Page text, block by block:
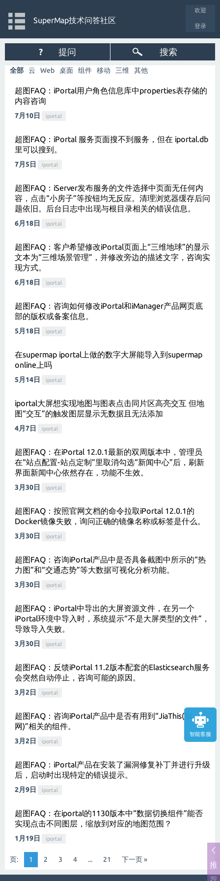
智能客服
欢迎
登录
SuperMap技术问答社区
? 提问 搜索
全部 云 Web 桌面 组件 移动 三维 其他
超图FAQ：iPortal用户角色信息库中properties表存储的
内容咨询
7月10日 iportal
超图FAQ：iPortal 服务页面搜不到服务，但在 iportal.db
里可以搜到。
7月5日 iportal
超图FAQ：iServer发布服务的文件选择中页面无任何内
容，点击“小房子”等按钮均无反应。清理浏览器缓存后问
题依旧。后台日志中出现与根目录相关的错误信息。
6月18日 iportal
超图FAQ：客户希望修改iPortal页面上“三维地球”的显示
文本为“三维场景管理”，并修改旁边的描述文字，咨询实
现方式。
6月18日 iportal
超图FAQ：咨询如何修改iPortal和iManager产品网页底
部的版权或备案信息。
5月18日 iportal
在supermap iportal上做的数字大屏能导入到supermap
online上吗
5月14日 iportal
iportal大屏想实现地图与图表点击同片区高亮交互 但地
图“交互”的触发图层显示无数据且无法添加
4月7日 iportal
超图FAQ：在iPortal 12.0.1最新的双周版本中，管理员
在“站点配置-站点定制”里取消勾选“新闻中心”后，刷新
界面新闻中心依然存在，功能不生效。
3月30日 iportal
超图FAQ：按照官网文档的命令拉取iPortal 12.0.1的
Docker镜像失败，询问正确的镜像名称或标签是什么。
3月30日 iportal
超图FAQ：咨询iPortal产品中是否具备截图中所示的“热
力图”和“交通态势”等大数据可视化分析功能。
3月30日 iportal
超图FAQ：iPortal中导出的大屏资源文件，在另一个
iPortal环境中导入时，系统提示“不是大屏类型的文件”，
导致导入失败。
3月30日 iportal
超图FAQ：反馈iPortal 11.2版本配套的Elasticsearch服务
会突然自动停止，咨询可能的原因。
3月2日 iportal
超图FAQ：咨询iPortal产品中是否有用到“JiaThis(加
网)”相关的组件。
3月2日 iportal
超图FAQ：iPortal产品在安装了漏洞修复补丁并进行升级
后，启动时出现特定的错误提示。
2月9日 iportal
超图FAQ：在iportal的1130版本中“数据切换组件”能否
实现点击不同图层，缩放到对应的地图范围？
1月19日 iportal
页: 1 2 3 4 ... 21 下一页 »